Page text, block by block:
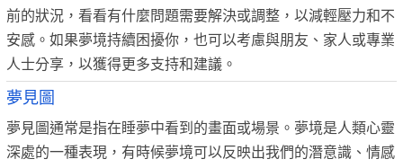
前的狀況，看看有什麼問題需要解決或調整，以減輕壓力和不
安感。如果夢境持續困擾你，也可以考慮與朋友、家人或專業
人士分享，以獲得更多支持和建議。
夢見圖
夢見圖通常是指在睡夢中看到的畫面或場景。夢境是人類心靈
深處的一種表現，有時候夢境可以反映出我們的潛意識、情感